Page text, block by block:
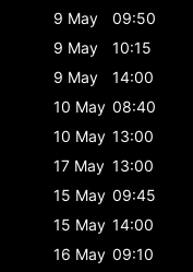
9 May
09:50
9 May
10:15
9 May
14:00
10 May 08:40
10 May 13:00
17 May 13:00
15 May 09:45
15 May 14:00
16 May 09:10